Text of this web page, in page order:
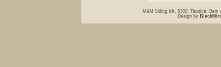
M&M Siding Kft. 8300. Tapolca,
Design by